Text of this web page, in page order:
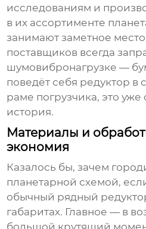
исследованиям и
в их ассортименте
занимают заметное
поставщиков всегда
шумовибронагрузке —
поведёт себя редуктор в
раме погрузчика, это уже
история.
Материалы и
экономия
Казалось бы, зачем
планетарной схемой,
обычный рядный
габаритах. Главное — в